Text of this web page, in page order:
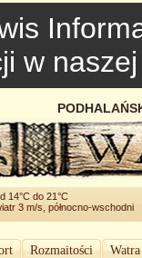
w
14°C do 21°C
3 m/s, północno-wschodni
Rozmaitości